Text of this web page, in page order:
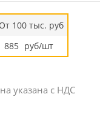
От 100 тыс. руб
885 руб/шт
указана с НДС